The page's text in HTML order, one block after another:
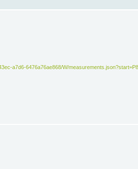
a7d6-6476a76ae868/W/